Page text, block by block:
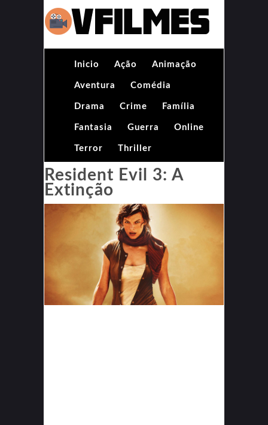
Inicio Ação Animação
Aventura Comédia
Drama Crime Família
Fantasia Guerra Online
Terror Thriller
Resident Evil 3: A
Extinção